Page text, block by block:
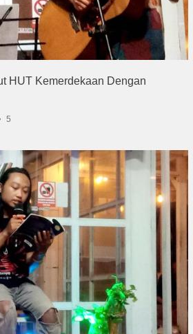
HUT Kemerdekaan Dengan
5